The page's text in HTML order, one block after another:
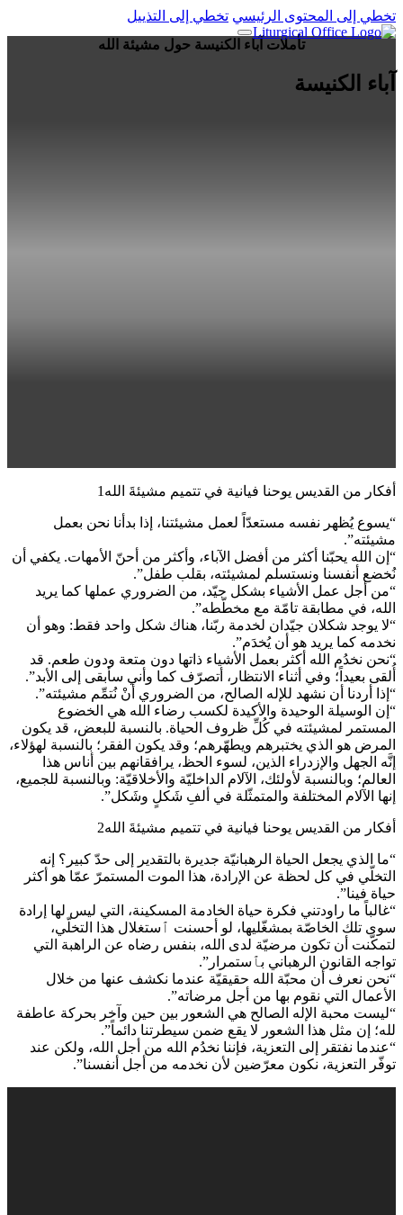
تخطي إلى المحتوى الرئيسي تخطي إلى التذييل
تأملات آباء الكنيسة حول مشيئة الله
آباء الكنيسة
أفكار من القديس يوحنا فيانية في تتميم مشيئةَ الله1
“يسوع يُظهر نفسه مستعدّاً لعمل مشيئتنا، إذا بدأنا نحن بعمل
مشيئته”.
“إن الله يحبّنا أكثر من أفضل الآباء، وأكثر من أحنّ الأمهات. يكفي أن
نُخضع أنفسنا ونستسلم لمشيئته، بقلب طفل”.
“من أجل عمل الأشياء بشكل جيّد، من الضروري عملها كما يريد
الله، في مطابقة تامّة مع مخطّطه”.
“لا يوجد شكلان جيّدان لخدمة ربّنا، هناك شكل واحد فقط: وهو أن
نخدمه كما يريد هو أن يُخدَم”.
“نحن نخدُم الله أكثر بعمل الأشياء ذاتها دون متعة ودون طعم. قد
أُلقى بعيداً؛ وفي أثناء الانتظار، أتصرّف كما وأني سأبقى إلى الأبد”.
“إذا أردنا أن نشهد للإله الصالح، من الضروري أَنْ نُتمِّم مشيئته”.
“إن الوسيلة الوحيدة والأكيدة لكسب رضاء الله هي الخضوع
المستمر لمشيئته في كُلِّ ظروف الحياة. بالنسبة للبعض، قد يكون
المرض هو الذي يختبرهم ويطهّرهم؛ وقد يكون الفقر؛ بالنسبة لهؤلاء،
إنَّه الجهل والإزدراء الذين، لسوء الحظ، يرافقانهم بين أناس هذا
العالم؛ وبالنسبة لأولئك، الآلام الداخليّة والأخلاقيّة: وبالنسبة للجميع،
إنها الآلام المختلفة والمتمثّلة في ألفِ شَكلٍ وشَكل”.
أفكار من القديس يوحنا فيانية في تتميم مشيئةَ الله2
“ما الذي يجعل الحياة الرهبانيّة جديرة بالتقدير إلى حدّ كبير؟ إنه
التخلّي في كل لحظة عن الإرادة، هذا الموت المستمرّ عمّا هو أكثر
حياة فينا”.
“غالباً ما راودتني فكرة حياة الخادمة المسكينة، التي ليس لها إرادة
سوى تلك الخاصّة بمشغّليها، لو أحسنت ٱستغلال هذا التخلّي،
لتمكّنت أن تكون مرضيّة لدى الله، بنفس رضاه عن الراهبة التي
تواجه القانون الرهباني بٱستمرار”.
“نحن نعرف أن محبّة الله حقيقيّة عندما نكشف عنها من خلال
الأعمال التي نقوم بها من أجل مرضاته”.
“ليست محبة الإله الصالح هي الشعور بين حين وآخر بحركة عاطفة
لله؛ إن مثل هذا الشعور لا يقع ضمن سيطرتنا دائماً”.
“عندما نفتقر إلى التعزية، فإننا نخدُم الله من أجل الله، ولكن عند
توفّر التعزية، نكون معرّضين لأن نخدمه من أجل أنفسنا”.